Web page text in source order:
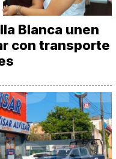
Blanca unen
con transporte